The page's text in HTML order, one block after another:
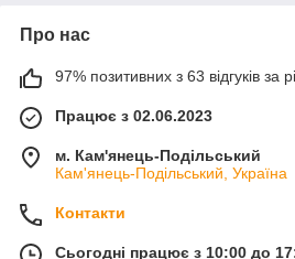
Про нас
97% позитивних з 63 відгуків за
Працює з 02.06.2023
м. Кам'янець-Подільський
Кам'янець-Подільський, Україна
Контакти
Сьогодні працює з 10:00 до